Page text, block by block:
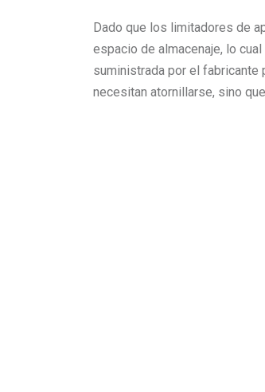
Dado que los limitadores de
espacio de almacenaje, lo
suministrada por el fabricante
necesitan atornillarse, sino